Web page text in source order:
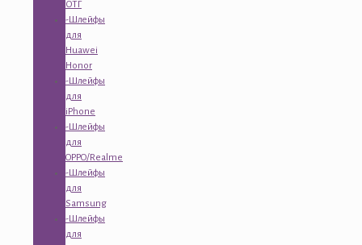
ОТГ
-Шлейфы
для
Huawei
Honor
-Шлейфы
для
iPhone
-Шлейфы
для
OPPO/Realme
-Шлейфы
для
Samsung
-Шлейфы
для